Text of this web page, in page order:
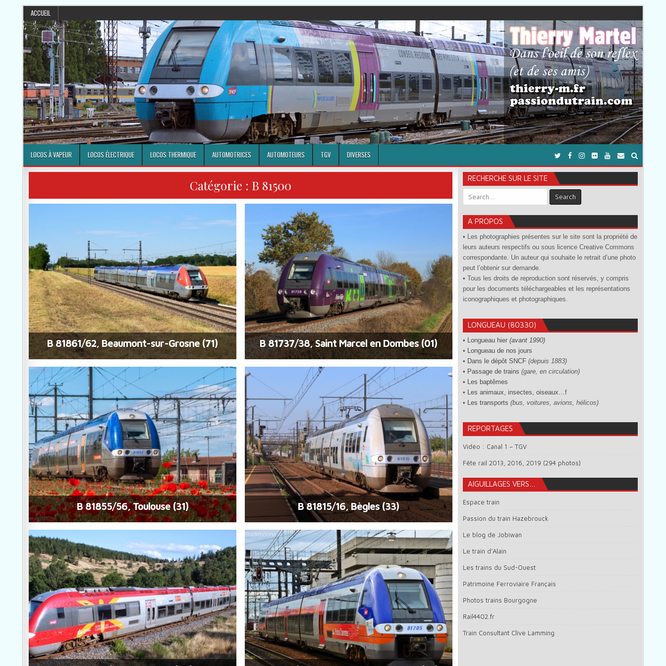
ACCUEIL
LOCOS À VAPEUR LOCOS ÉLECTRIQUE LOCOS THERMIQUE AUTOMOTRICES AUTOMOTEURS TGV DIVERSES
Catégorie : B 81500
B 81861/62, Beaumont-sur-Grosne (71) B 81737/38, Saint Marcel en Dombes (01)
B 81855/56, Toulouse (31) B 81815/16, Bègles (33)
RECHERCHE SUR LE SITE
Search for:
A PROPOS
• Les photographies présentes sur le site sont la propriété de
leurs auteurs respectifs ou sous licence Creative Commons
correspondante. Un auteur qui souhaite le retrait d’une photo
peut l’obtenir sur demande.
• Tous les droits de reproduction sont réservés, y compris
pour les documents téléchargeables et les représentations
iconographiques et photographiques.
LONGUEAU (80330)
• Longueau hier (avant 1990)
• Longueau de nos jours
• Dans le dépôt SNCF (depuis 1883)
• Passage de trains (gare, en circulation)
• Les baptêmes
• Les animaux, insectes, oiseaux…f
• Les transports (bus, voitures, avions, hélicos)
REPORTAGES
Vidéo : Canal 1 – TGV
Fête rail 2013, 2016, 2019 (294 photos)
AIGUILLAGES VERS…
Espace train
Passion du train Hazebrouck
Le blog de Jobiwan
Le train d’Alain
Les trains du Sud-Ouest
Patrimoine Ferroviaire Français
Photos trains Bourgogne
Rail4402.fr
Train Consultant Clive Lamming